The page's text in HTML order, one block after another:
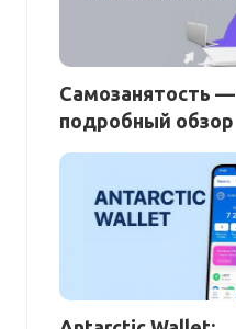
Самозанятость —
подробный обзор